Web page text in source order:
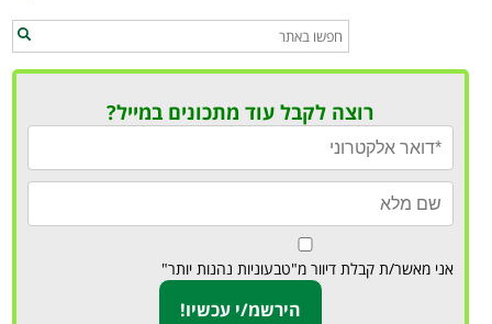
רוצה לקבל עוד מתכונים במייל?
אני מאשר/ת קבלת דיוור מ"טבעוניות נהנות יותר"